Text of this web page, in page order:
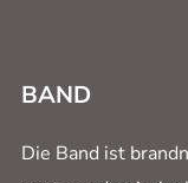
BAND
Die Band ist